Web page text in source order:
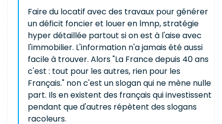
Faire du locatif avec des travaux pour générer
un déficit foncier et louer en lmnp, stratégie
hyper détaillée partout si on est à l'aise avec
l'immobilier. L'information n'a jamais été aussi
facile à trouver. Alors "La France depuis 40 ans
c'est : tout pour les autres, rien pour les
Français." non c'est un slogan qui ne mène nulle
part. Ils en existent des français qui investissent
pendant que d'autres répètent des slogans
racoleurs.